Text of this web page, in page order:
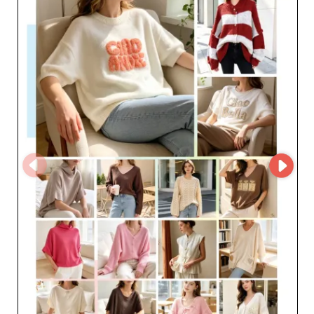
reflete um sólido saber-fazer têxtil e um apurado estilo
europeu, permitindo aos profissionais da moda oferecer
aos seus clientes artigos modernos e duráveis. Confiar
na CAS CARA by Cherry’s GmbH é escolher um parceiro
fiável e ágil, reconhecido pelo profissionalismo, pela
qualidade de serviço e por uma logística eficiente. Ao
integrar as suas coleções na sua loja, fortalece o
posicionamento no mercado e atrai um público que
procura produtos elegantes e contemporâneos.